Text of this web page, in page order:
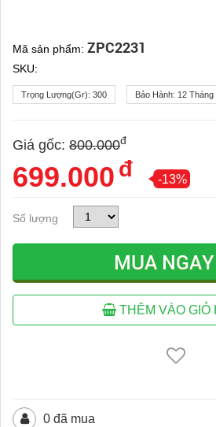
Mã sản phẩm: ZPC2231
SKU:
Trọng Lượng(gr): 300 Bảo Hành: 12 Tháng
Giá gốc: 800.000đ
699.000 đ -13%
Số lượng
MUA NGAY
THÊM VÀO GIỎ
0 đã mua